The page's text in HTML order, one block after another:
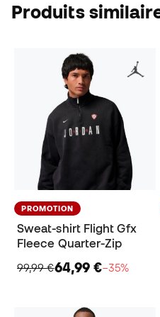
Produits
PROMOTION
Sweat-shirt Flight Gfx
Fleece Quarter-Zip
99,99 €64,99 €−35%